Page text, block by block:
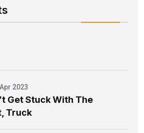
2023
Get Stuck With The
Truck